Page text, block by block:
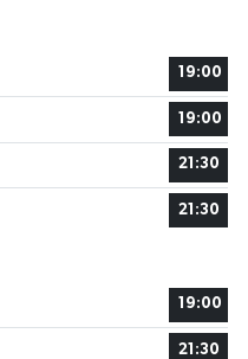
19:00
19:00
21:30
21:30
19:00
21:30